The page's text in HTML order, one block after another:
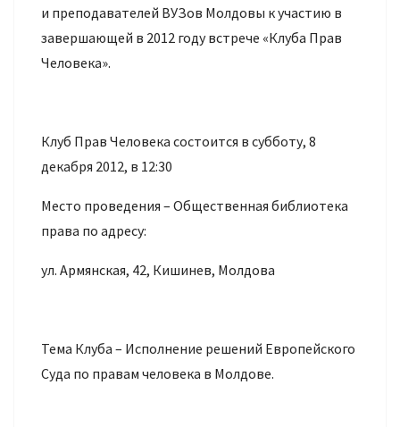
и преподавателей ВУЗов Молдовы к участию в
завершающей в 2012 году встрече «Клуба Прав
Человека».
Клуб Прав Человека состоится в субботу, 8
декабря 2012, в 12:30
Место проведения – Общественная библиотека
права по адресу:
ул. Армянская, 42, Кишинев, Молдова
Тема Клуба – Исполнение решений Европейского
Суда по правам человека в Молдове.